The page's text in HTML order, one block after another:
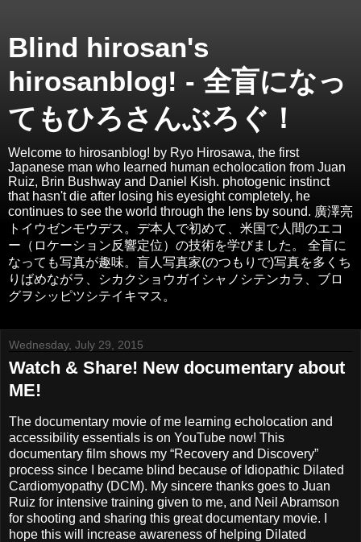
Blind hirosan's
hirosanblog! - 全盲になっ
てもひろさんぶろぐ！
Welcome to hirosanblog! by Ryo Hirosawa, the first
Japanese man who learned human echolocation from Juan
Ruiz, Brin Bushway and Daniel Kish. photogenic instinct
that hasn't die after losing his eyesight completely, he
continues to see the world through the lens by sound. 廣澤亮
トイウゼンモウデス。デ本人で初めて、米国で人間のエコ
ー（ロケーション反響定位）の技術を学びました。 全盲に
なっても写真が趣味。盲人写真家(のつもりで)写真を多くち
りばめながラ、シカクショウガイシャノシテンカラ、ブロ
グヲシッピツシテイキマス。
Wednesday, July 29, 2015
Watch & Share! New documentary about
ME!
The documentary movie of me learning echolocation and
accessibility essentials is on YouTube now! This
documentary film shows my “Recovery and Discovery”
process since I became blind because of Idiopathic Dilated
Cardiomyopathy (DCM). My sincere thanks goes to Juan
Ruiz for intensive training given to me, and Neil Abramson
for shooting and sharing this great documentary movie. I
hope this will increase awareness of helping Dilated